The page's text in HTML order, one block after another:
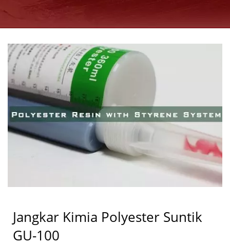
PRODUSEN | GOOD
USE
Jangkar Kimia Polyester Suntik
GU-100